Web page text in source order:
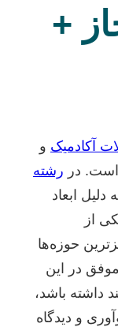
+
آکادمیک و
در رشته
ابعاد
از
حوزه‌ها
موفق در این
داشته باشد،
و دیدگاه